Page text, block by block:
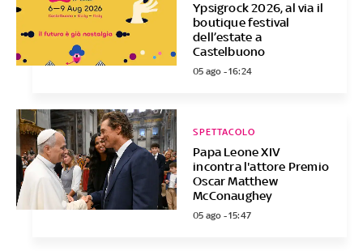
Ypsigrock 2026, al via il
boutique festival
dell’estate a
Castelbuono
05 ago - 16:24
Papa Leone XIV
incontra l'attore Premio
Oscar Matthew
McConaughey
SPETTACOLO
05 ago - 15:47